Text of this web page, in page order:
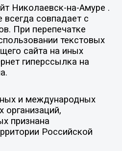
Николаевск-на-Амуре .
совпадает с
При перепечатке
текстовых
сайта на иных
гиперссылка на
и международных
организаций,
признана
Российской